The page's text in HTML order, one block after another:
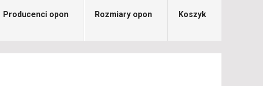
Producenci opon Rozmiary opon Koszyk